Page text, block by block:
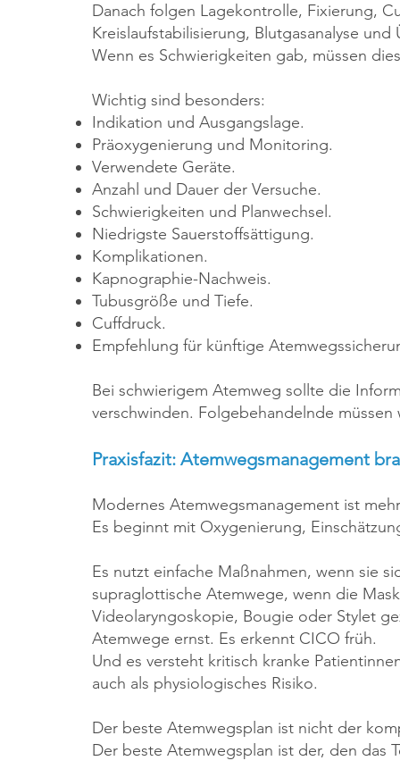
Danach folgen Lagekontrolle, Fixierung,
Kreislaufstabilisierung, Blutgasanalyse und
Wenn es Schwierigkeiten gab, müssen
Wichtig sind besonders:
Indikation und Ausgangslage.
Präoxygenierung und Monitoring.
Verwendete Geräte.
Anzahl und Dauer der Versuche.
Schwierigkeiten und Planwechsel.
Niedrigste Sauerstoffsättigung.
Komplikationen.
Kapnographie-Nachweis.
Tubusgröße und Tiefe.
Cuffdruck.
Empfehlung für künftige
Bei schwierigem Atemweg sollte die
verschwinden. Folgebehandelnde
Praxisfazit: Atemwegsmanagement
Modernes Atemwegsmanagement ist
Es beginnt mit Oxygenierung,
Es nutzt einfache Maßnahmen, wenn sie
supraglottische Atemwege, wenn die
Videolaryngoskopie, Bougie oder Stylet
Atemwege ernst. Es erkennt CICO früh.
Und es versteht kritisch kranke
auch als physiologisches Risiko.
Der beste Atemwegsplan ist nicht der
Der beste Atemwegsplan ist der, den das